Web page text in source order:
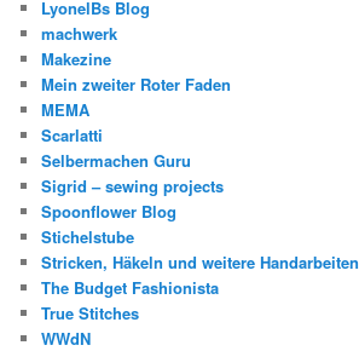
LyonelBs Blog
machwerk
Makezine
Mein zweiter Roter Faden
MEMA
Scarlatti
Selbermachen Guru
Sigrid – sewing projects
Spoonflower Blog
Stichelstube
Stricken, Häkeln und weitere Handarbeiten
The Budget Fashionista
True Stitches
WWdN